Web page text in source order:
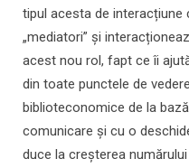
tipul acesta de interacțiune
„mediatori” și
acest nou rol, fapt ce îi
din toate punctele de
biblioteconomice de la
comunicare și cu o
duce la creșterea